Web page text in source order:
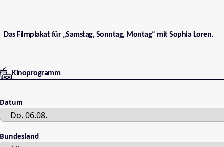
Das Filmplakat für „Samstag, Sonntag, Montag“ mit Sophia Loren.
Kinoprogramm
Datum
Bundesland